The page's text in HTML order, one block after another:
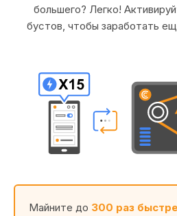
большего? Легко!
бустов, чтобы заработать
Майните до 300 раз